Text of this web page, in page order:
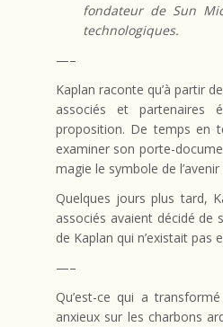
fondateur de Sun
technologiques.
—–
Kaplan raconte qu’à partir
associés et partenaires
proposition. De temps en
examiner son porte-
magie le symbole de
Quelques jours plus tard,
associés avaient décidé de
de Kaplan qui n’existait pas
—–
Qu’est-ce qui a
anxieux sur les charbons